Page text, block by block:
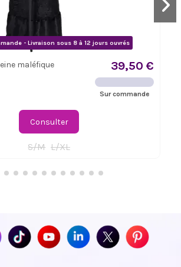
- Livraison sous 8 à 12 jours ouvrés
maléfique 39,50 €
Sur commande
Consulter
S/M L/XL